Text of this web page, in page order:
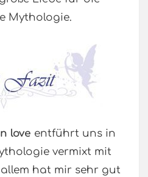
Mythologie.
love entführt uns in
vermixt mit
hat mir sehr gut